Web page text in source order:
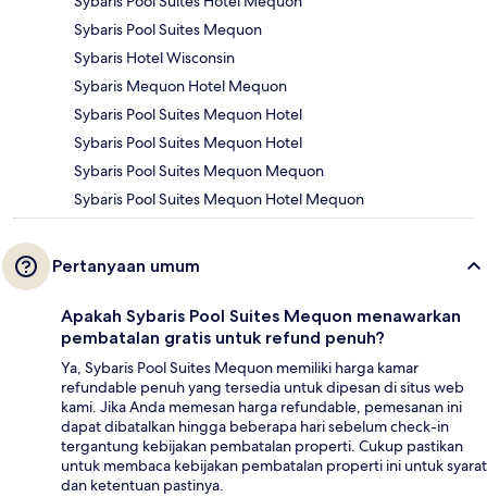
Sybaris Pool Suites Mequon
Sybaris Hotel Wisconsin
Sybaris Mequon Hotel Mequon
Sybaris Pool Suites Mequon Hotel
Sybaris Pool Suites Mequon Hotel
Sybaris Pool Suites Mequon Mequon
Sybaris Pool Suites Mequon Hotel Mequon
Pertanyaan umum
Apakah Sybaris Pool Suites Mequon menawarkan
pembatalan gratis untuk refund penuh?
Ya, Sybaris Pool Suites Mequon memiliki harga kamar
refundable penuh yang tersedia untuk dipesan di situs web
kami. Jika Anda memesan harga refundable, pemesanan ini
dapat dibatalkan hingga beberapa hari sebelum check-in
tergantung kebijakan pembatalan properti. Cukup pastikan
untuk membaca kebijakan pembatalan properti ini untuk syarat
dan ketentuan pastinya.